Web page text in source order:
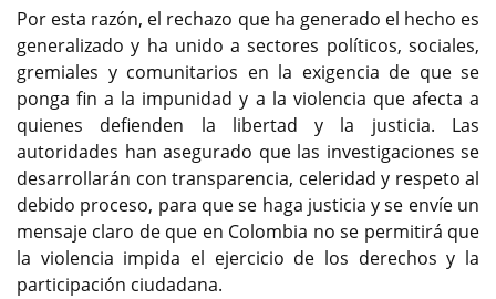
Por esta razón, el rechazo que ha generado el hecho es
generalizado y ha unido a sectores políticos, sociales,
gremiales y comunitarios en la exigencia de que se
ponga fin a la impunidad y a la violencia que afecta a
quienes defienden la libertad y la justicia. Las
autoridades han asegurado que las investigaciones se
desarrollarán con transparencia, celeridad y respeto al
debido proceso, para que se haga justicia y se envíe un
mensaje claro de que en Colombia no se permitirá que
la violencia impida el ejercicio de los derechos y la
participación ciudadana.